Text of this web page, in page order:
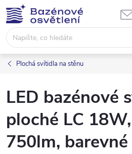
Přejít
na
obsah
Plochá svítidla na stěnu
LED bazénové
ploché LC
750lm, barevné